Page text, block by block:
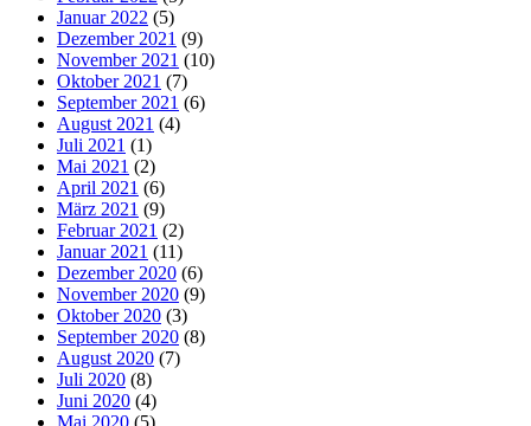
Januar 2022 (5)
Dezember 2021 (9)
November 2021 (10)
Oktober 2021 (7)
September 2021 (6)
August 2021 (4)
Juli 2021 (1)
Mai 2021 (2)
April 2021 (6)
März 2021 (9)
Februar 2021 (2)
Januar 2021 (11)
Dezember 2020 (6)
November 2020 (9)
Oktober 2020 (3)
September 2020 (8)
August 2020 (7)
Juli 2020 (8)
Juni 2020 (4)